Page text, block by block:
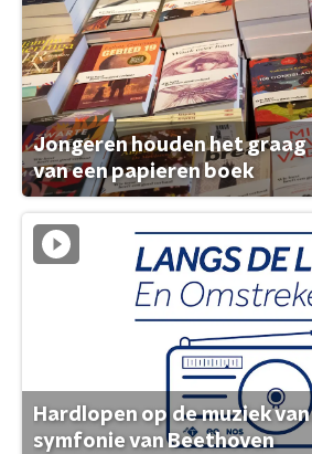
Jongeren houden het graag
van een papieren boek
Hardlopen op de muziek
symfonie van Beethoven